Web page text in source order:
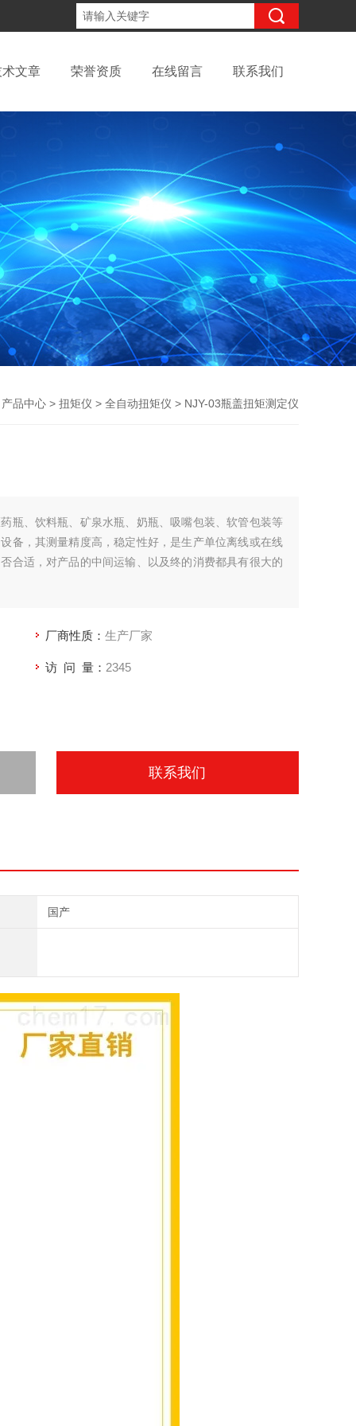
术文章 荣誉资质 在线留言 联系我们
产品中心 > 扭矩仪 > 全自动扭矩仪 > NJY-03瓶盖扭矩测定仪
瓶、饮料瓶、矿泉水瓶、奶瓶、吸嘴包装、软管包装等
备，其测量精度高，稳定性好，是生产单位离线或在线
合适，对产品的中间运输、以及终的消费都具有很大的
厂商性质：生产厂家
访 问 量： 2345
联系我们
国产